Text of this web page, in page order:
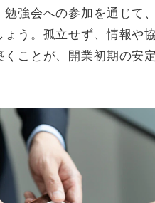
勉強会への参加を通じて
ょう。孤立せず、情報や
くことが、開業初期の安